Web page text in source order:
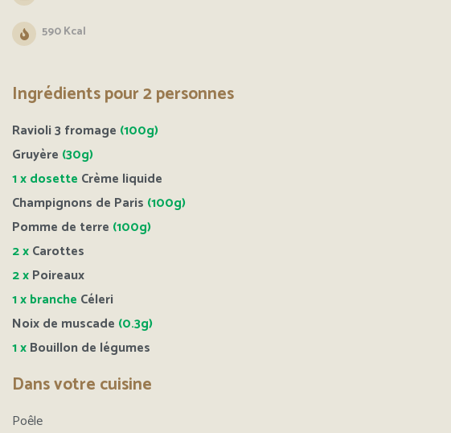
590 Kcal
Ingrédients pour 2 personnes
Ravioli 3 fromage (100g)
Gruyère (30g)
1 x dosette Crème liquide
Champignons de Paris (100g)
Pomme de terre (100g)
2 xCarottes
2 xPoireaux
1 x branche Céleri
Noix de muscade (0.3g)
1 xBouillon de légumes
Dans votre cuisine
Poêle